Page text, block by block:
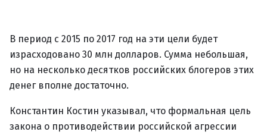
В период с 2015 по 2017 год на эти цели будет
израсходовано 30 млн долларов. Сумма небольшая,
но на несколько десятков российских блогеров этих
денег вполне достаточно.
Константин Костин указывал, что формальная цель
закона о противодействии российской агрессии